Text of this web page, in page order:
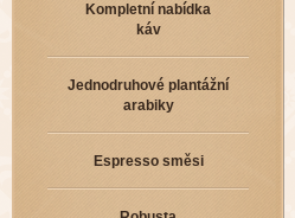
Kompletní nabídka
káv
Jednodruhové plantážní
arabiky
Espresso směsi